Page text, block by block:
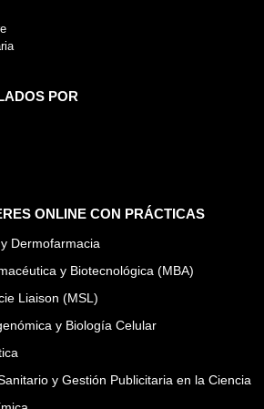
POR
ONLINE CON PRÁCTICAS
Dermofarmacia
y Biotecnológica (MBA)
Liaison (MSL)
y Biología Celular
y Gestión Publicitaria en la Ciencia